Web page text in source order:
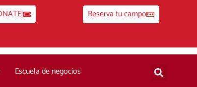
Reserva tu campo
Escuela de negocios